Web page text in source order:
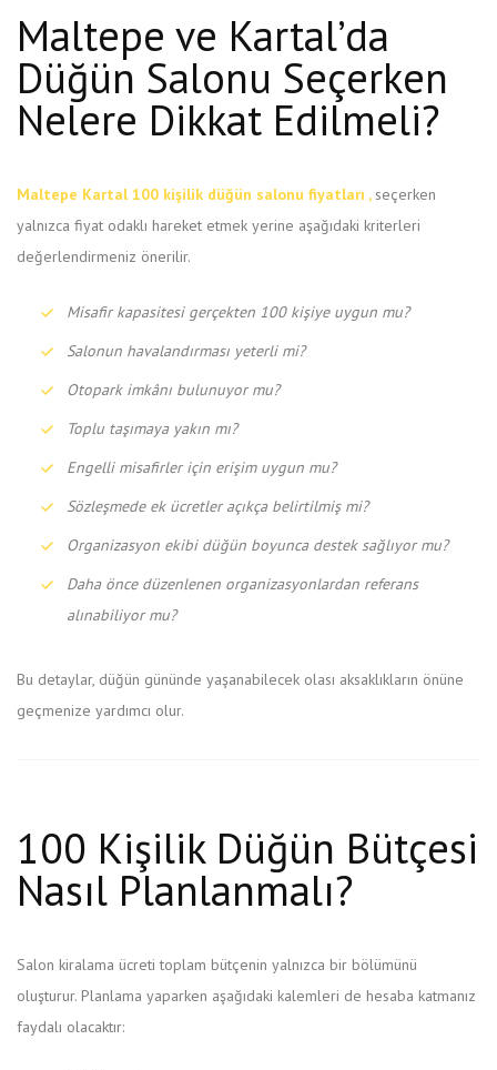
Maltepe ve Kartal’da
Düğün Salonu Seçerken
Nelere Dikkat Edilmeli?
Maltepe Kartal 100 kişilik düğün salonu fiyatları ,seçerken
yalnızca fiyat odaklı hareket etmek yerine aşağıdaki kriterleri
değerlendirmeniz önerilir.
Misafir kapasitesi gerçekten 100 kişiye uygun mu?
Salonun havalandırması yeterli mi?
Otopark imkânı bulunuyor mu?
Toplu taşımaya yakın mı?
Engelli misafirler için erişim uygun mu?
Sözleşmede ek ücretler açıkça belirtilmiş mi?
Organizasyon ekibi düğün boyunca destek sağlıyor mu?
Daha önce düzenlenen organizasyonlardan referans
alınabiliyor mu?
Bu detaylar, düğün gününde yaşanabilecek olası aksaklıkların önüne
geçmenize yardımcı olur.
100 Kişilik Düğün Bütçesi
Nasıl Planlanmalı?
Salon kiralama ücreti toplam bütçenin yalnızca bir bölümünü
oluşturur. Planlama yaparken aşağıdaki kalemleri de hesaba katmanız
faydalı olacaktır: